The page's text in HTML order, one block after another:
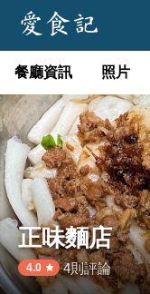
餐廳資訊 照片
正味麵店
4.0 ·4則評論